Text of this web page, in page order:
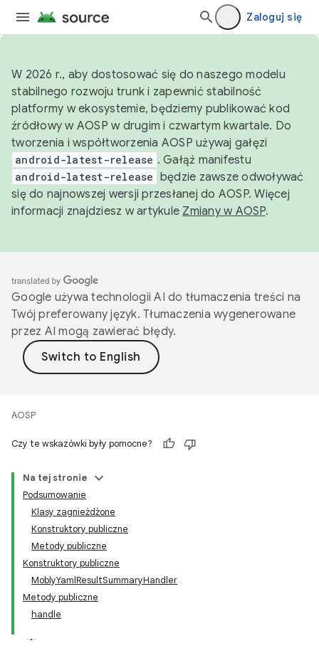
Zaloguj się
W 2026 r., aby dostosować się do naszego modelu
stabilnego rozwoju trunk i zapewnić stabilność
platformy w ekosystemie, będziemy publikować kod
źródłowy w AOSP w drugim i czwartym kwartale. Do
tworzenia i współtworzenia AOSP używaj gałęzi
android-latest-release . Gałąź manifestu
android-latest-release będzie zawsze odwoływać
się do najnowszej wersji przesłanej do AOSP. Więcej
informacji znajdziesz w artykule Zmiany w AOSP.
Google używa technologii AI do tłumaczenia treści na
Twój preferowany język. Tłumaczenia wygenerowane
przez AI mogą zawierać błędy.
AOSP
Czy te wskazówki były pomocne?
Na tej stronie
Podsumowanie
Klasy zagnieżdżone
Konstruktory publiczne
Metody publiczne
Konstruktory publiczne
MoblyYamlResultSummaryHandler
Metody publiczne
handle